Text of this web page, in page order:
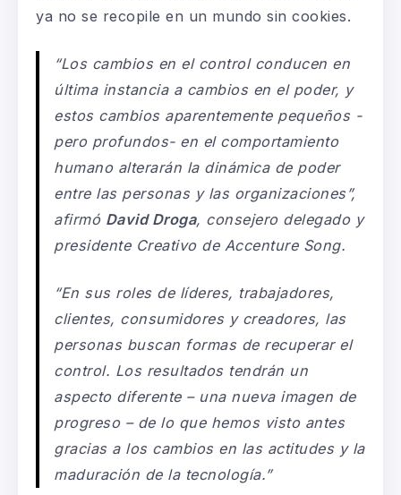
ya no se recopile en un mundo sin cookies.
“Los cambios en el control conducen en
última instancia a cambios en el poder, y
estos cambios aparentemente pequeños -
pero profundos- en el comportamiento
humano alterarán la dinámica de poder
entre las personas y las organizaciones”,
afirmó David Droga, consejero delegadoy
presidenteCreativo de Accenture Song.
“En sus roles de líderes, trabajadores,
clientes, consumidores y creadores, las
personas buscan formas de recuperar el
control. Los resultados tendrán un
aspecto diferente – una nueva imagen de
progreso – de lo que hemos visto antes
gracias a los cambios en las actitudes y la
maduración de la tecnología.”